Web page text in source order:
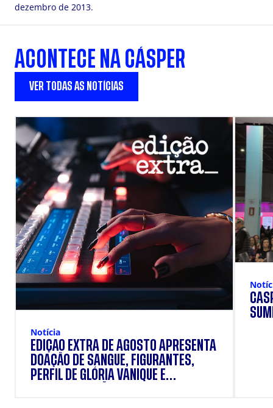
dezembro de 2013.
ACONTECE NA CÁSPER
VER TODAS AS NOTÍCIAS
Notícia
EDIÇÃO EXTRA DE AGOSTO APRESENTA
DOAÇÃO DE SANGUE, FIGURANTES,
PERFIL DE GLÓRIA VANIQUE E